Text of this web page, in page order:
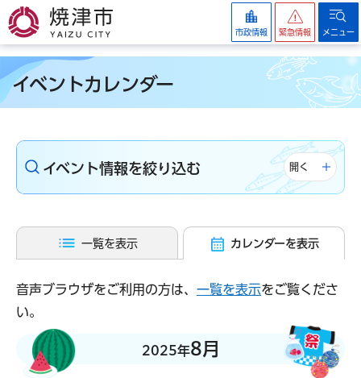
焼津市
市政情報 緊急情報 メニュー
イベントカレンダー
イベント情報を絞り込む 開く
一覧を表示 カレンダーを表示
音声ブラウザをご利用の方は、 一覧を表示をご覧くださ
い。
2025年8月